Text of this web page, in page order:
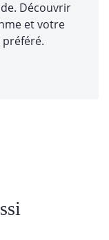
Découvrir
et votre
préféré.